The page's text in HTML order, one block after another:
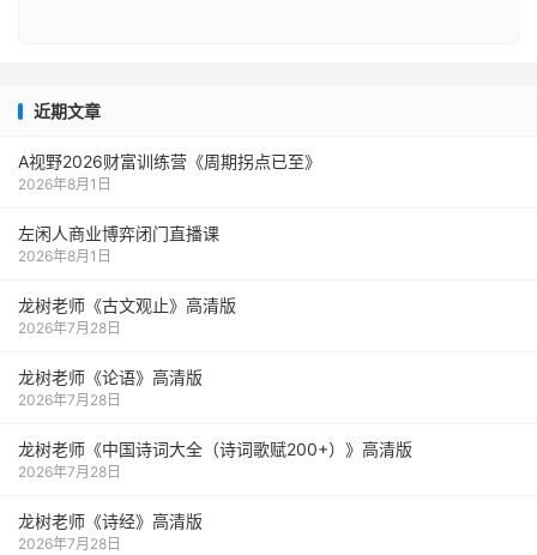
近期文章
A视野2026财富训练营《周期拐点已至》
2026年8月1日
左闲人商业博弈闭门直播课
2026年8月1日
龙树老师《古文观止》高清版
2026年7月28日
龙树老师《论语》高清版
2026年7月28日
龙树老师《中国诗词大全（诗词歌赋200+）》高清版
2026年7月28日
龙树老师《诗经》高清版
2026年7月28日